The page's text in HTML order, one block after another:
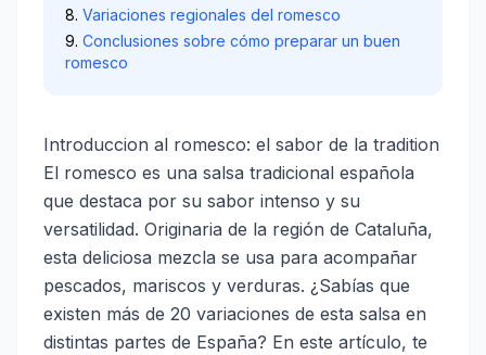
Variaciones regionales del romesco
Conclusiones sobre cómo preparar un buen
romesco
Introduccion al romesco: el sabor de la tradition
El romesco es una salsa tradicional española
que destaca por su sabor intenso y su
versatilidad. Originaria de la región de Cataluña,
esta deliciosa mezcla se usa para acompañar
pescados, mariscos y verduras. ¿Sabías que
existen más de 20 variaciones de esta salsa en
distintas partes de España? En este artículo, te